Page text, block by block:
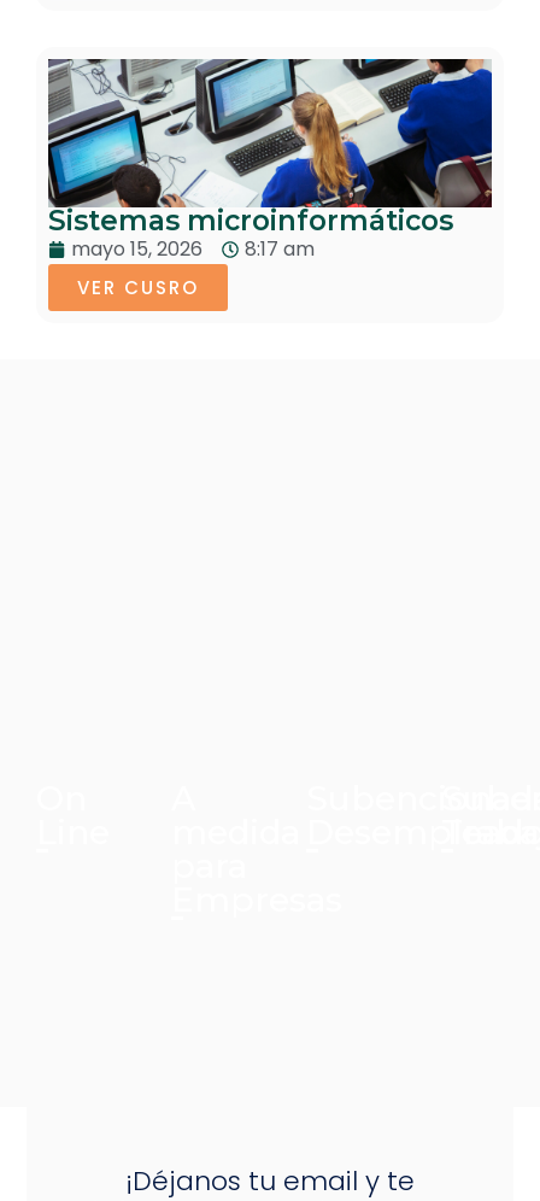
Sistemas microinformáticos
mayo 15, 2026 8:17 am
VER CUSRO
¡Déjanos tu email y te